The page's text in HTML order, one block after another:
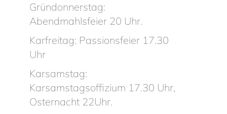
Gründonnerstag:
Abendmahlsfeier 20 Uhr.
Karfreitag: Passionsfeier 17.30
Uhr
Karsamstag:
Karsamstagsoffizium 17.30 Uhr,
Osternacht 22Uhr.